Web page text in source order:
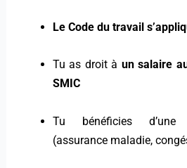
Le Code du travail
Tu as droit à un salaire
SMIC
Tu bénéficies
(assurance maladie,